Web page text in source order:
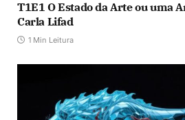
T1E1 O Estado da Arte ou uma
Carla Lifad
1 Min Leitura